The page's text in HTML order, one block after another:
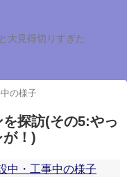
大見得切りすぎた
の様子
探訪(その5:やっ
が！)
中・工事中の様子